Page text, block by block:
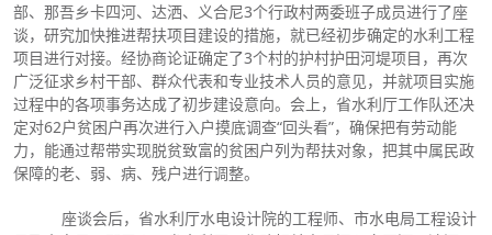
部、那吾乡卡四河、达洒、义合尼3个行政村两委班子成员进行了座
谈，研究加快推进帮扶项目建设的措施，就已经初步确定的水利工程
项目进行对接。经协商论证确定了3个村的护村护田河堤项目，再次
广泛征求乡村干部、群众代表和专业技术人员的意见，并就项目实施
过程中的各项事务达成了初步建设意向。会上，省水利厅工作队还决
定对62户贫困户再次进行入户摸底调查“回头看”，确保把有劳动能
力，能通过帮带实现脱贫致富的贫困户列为帮扶对象，把其中属民政
保障的老、弱、病、残户进行调整。
座谈会后，省水利厅水电设计院的工程师、市水电局工程设计